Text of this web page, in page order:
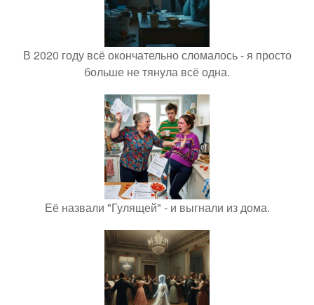
В 2020 году всё окончательно сломалось - я просто
больше не тянула всё одна.
Её назвали "Гулящей" - и выгнали из дома.